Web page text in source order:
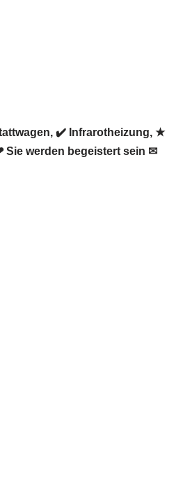
✔️ Infrarotheizung, ★
Sie werden begeistert sein ✉